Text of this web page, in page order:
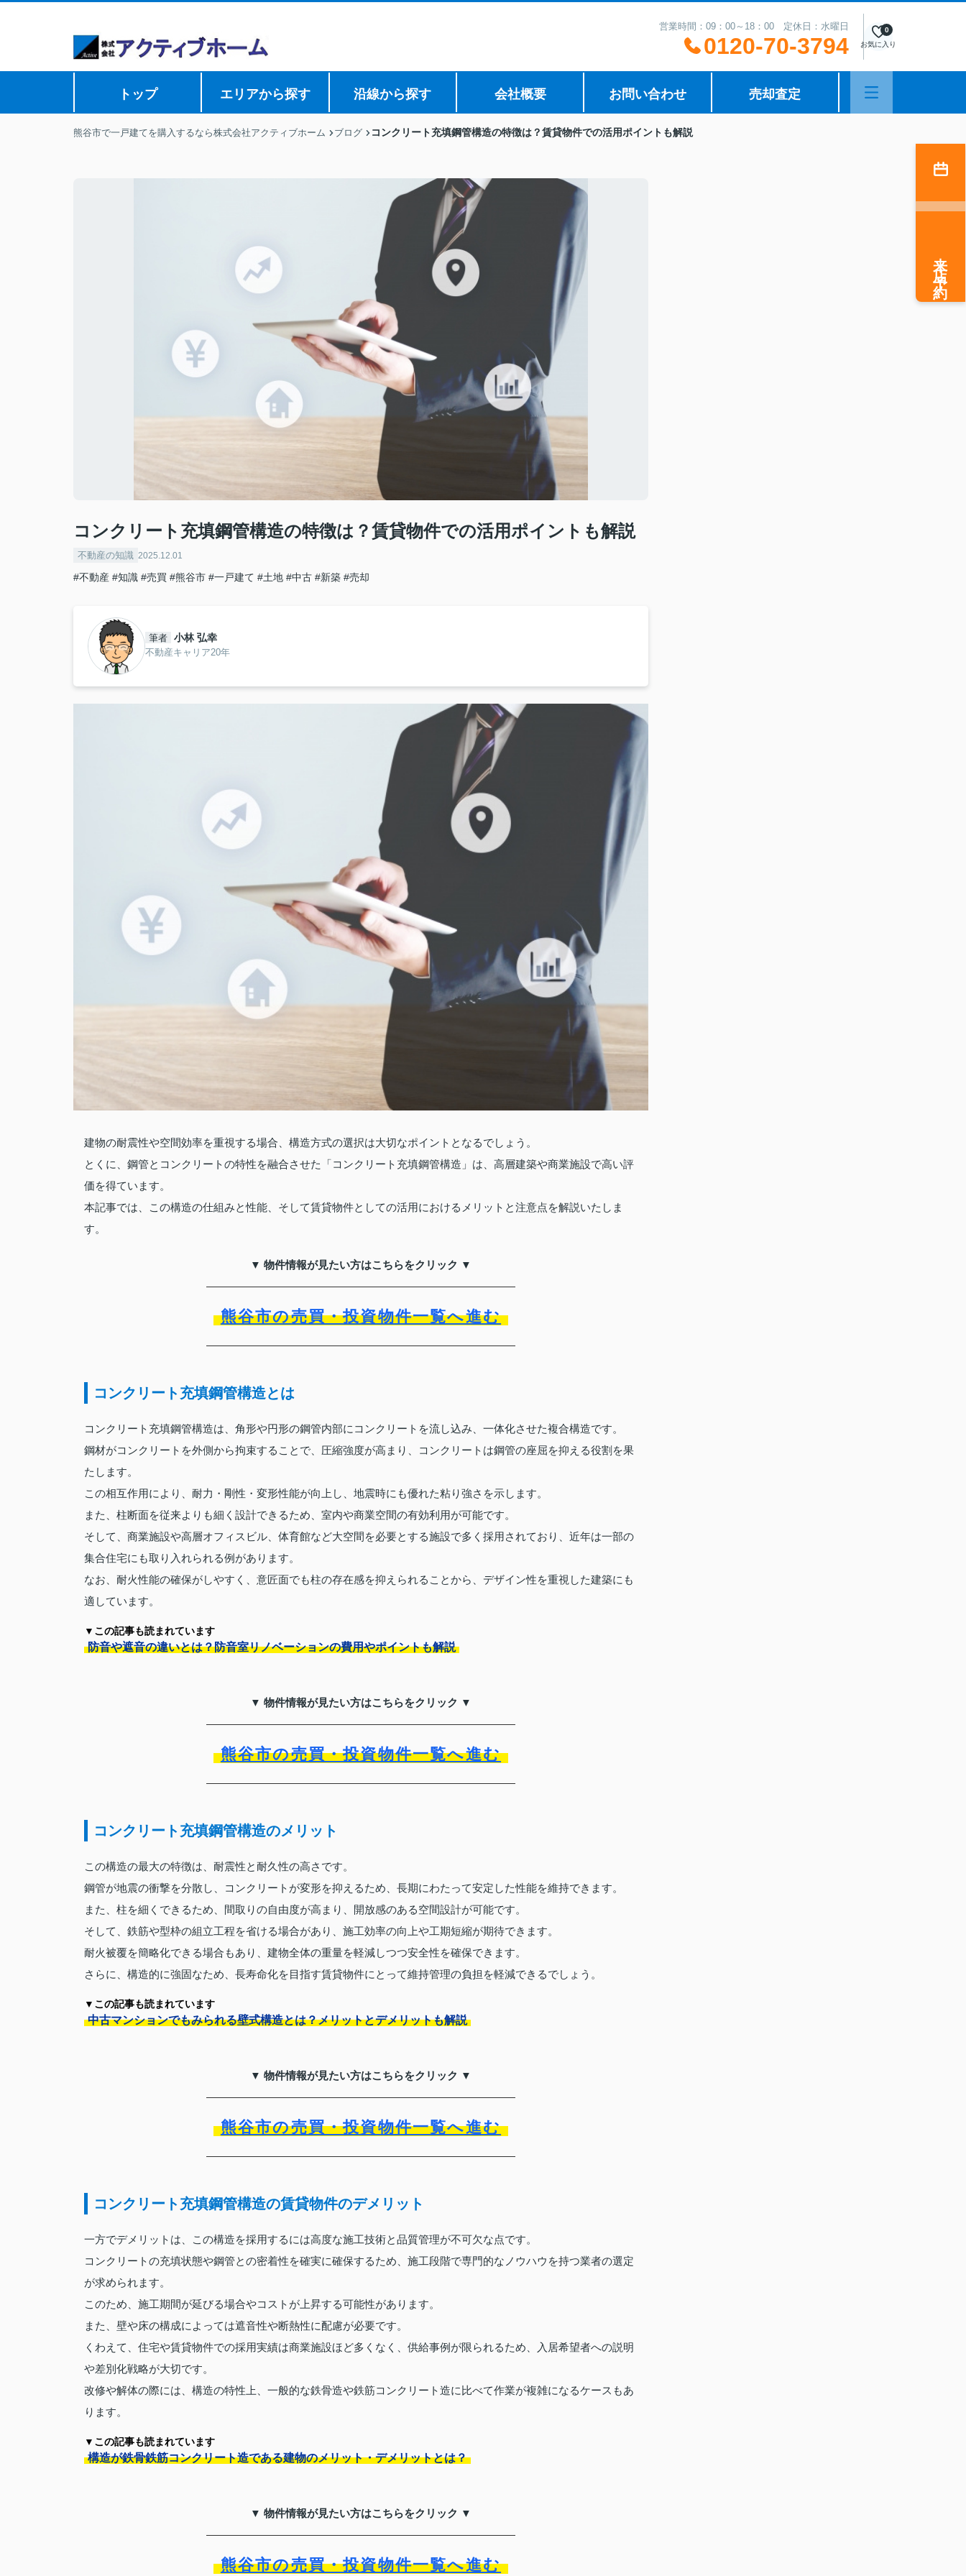
営業時間：09：00～18：00 定休日：水曜日
0120-70-3794 お気に入り
0
トップ エリアから探す 沿線から探す 会社概要 お問い合わせ 売却査定
熊谷市で一戸建てを購入するなら株式会社アクティブホーム ブログ コンクリート充填鋼管構造の特徴は？賃貸物件での活用ポイントも解説
コンクリート充填鋼管構造の特徴は？賃貸物件での活用ポイントも解説
不動産の知識 2025.12.01
#不動産 #知識 #売買 #熊谷市 #一戸建て #土地 #中古 #新築 #売却
筆者 小林 弘幸
不動産キャリア20年
建物の耐震性や空間効率を重視する場合、構造方式の選択は大切なポイントとなるでしょう。
とくに、鋼管とコンクリートの特性を融合させた「コンクリート充填鋼管構造」は、高層建築や商業施設で高い評
価を得ています。
本記事では、この構造の仕組みと性能、そして賃貸物件としての活用におけるメリットと注意点を解説いたしま
す。
▼ 物件情報が見たい方はこちらをクリック ▼
熊谷市の売買・投資物件一覧へ進む
コンクリート充填鋼管構造とは
コンクリート充填鋼管構造は、角形や円形の鋼管内部にコンクリートを流し込み、一体化させた複合構造です。
鋼材がコンクリートを外側から拘束することで、圧縮強度が高まり、コンクリートは鋼管の座屈を抑える役割を果
たします。
この相互作用により、耐力・剛性・変形性能が向上し、地震時にも優れた粘り強さを示します。
また、柱断面を従来よりも細く設計できるため、室内や商業空間の有効利用が可能です。
そして、商業施設や高層オフィスビル、体育館など大空間を必要とする施設で多く採用されており、近年は一部の
集合住宅にも取り入れられる例があります。
なお、耐火性能の確保がしやすく、意匠面でも柱の存在感を抑えられることから、デザイン性を重視した建築にも
適しています。
▼この記事も読まれています
防音や遮音の違いとは？防音室リノベーションの費用やポイントも解説
▼ 物件情報が見たい方はこちらをクリック ▼
熊谷市の売買・投資物件一覧へ進む
コンクリート充填鋼管構造のメリット
この構造の最大の特徴は、耐震性と耐久性の高さです。
鋼管が地震の衝撃を分散し、コンクリートが変形を抑えるため、長期にわたって安定した性能を維持できます。
また、柱を細くできるため、間取りの自由度が高まり、開放感のある空間設計が可能です。
そして、鉄筋や型枠の組立工程を省ける場合があり、施工効率の向上や工期短縮が期待できます。
耐火被覆を簡略化できる場合もあり、建物全体の重量を軽減しつつ安全性を確保できます。
さらに、構造的に強固なため、長寿命化を目指す賃貸物件にとって維持管理の負担を軽減できるでしょう。
▼この記事も読まれています
中古マンションでもみられる壁式構造とは？メリットとデメリットも解説
▼ 物件情報が見たい方はこちらをクリック ▼
熊谷市の売買・投資物件一覧へ進む
コンクリート充填鋼管構造の賃貸物件のデメリット
一方でデメリットは、この構造を採用するには高度な施工技術と品質管理が不可欠な点です。
コンクリートの充填状態や鋼管との密着性を確実に確保するため、施工段階で専門的なノウハウを持つ業者の選定
が求められます。
このため、施工期間が延びる場合やコストが上昇する可能性があります。
また、壁や床の構成によっては遮音性や断熱性に配慮が必要です。
くわえて、住宅や賃貸物件での採用実績は商業施設ほど多くなく、供給事例が限られるため、入居希望者への説明
や差別化戦略が大切です。
改修や解体の際には、構造の特性上、一般的な鉄骨造や鉄筋コンクリート造に比べて作業が複雑になるケースもあ
ります。
▼この記事も読まれています
構造が鉄骨鉄筋コンクリート造である建物のメリット・デメリットとは？
▼ 物件情報が見たい方はこちらをクリック ▼
熊谷市の売買・投資物件一覧へ進む
来店予約